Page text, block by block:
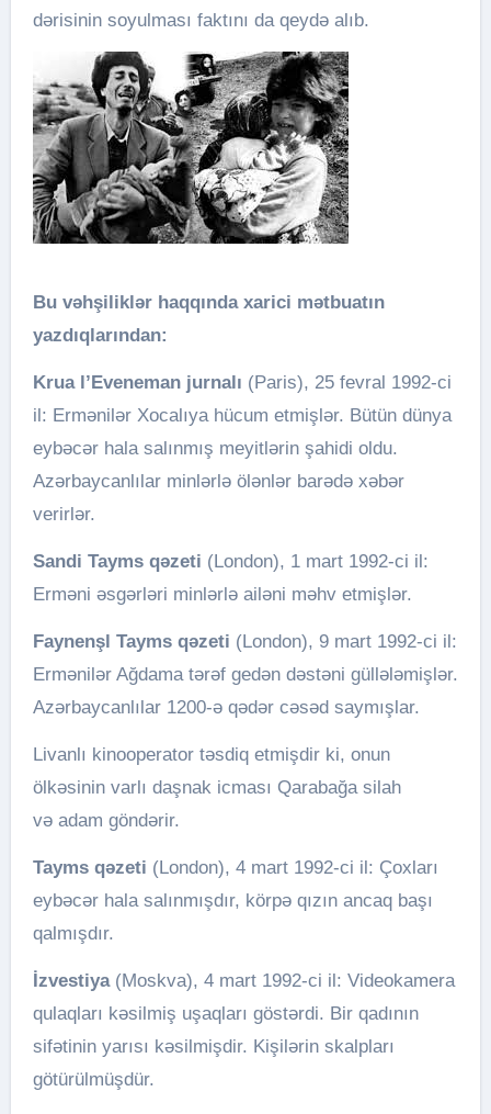
dərisinin soyulması faktını da qeydə alıb.
Bu vəhşiliklər haqqında xarici mətbuatın
yazdıqlarından:
Krua l’Eveneman jurnalı (Paris), 25 fevral 1992-ci
il: Ermənilər Xocalıya hücum etmişlər. Bütün dünya
eybəcər hala salınmış meyitlərin şahidi oldu.
Azərbaycanlılar minlərlə ölənlər barədə xəbər
verirlər.
Sandi Tayms qəzeti (London), 1 mart 1992-ci il:
Erməni əsgərləri minlərlə ailəni məhv etmişlər.
Faynenşl Tayms qəzeti (London), 9 mart 1992-ci il:
Ermənilər Ağdama tərəf gedən dəstəni güllələmişlər.
Azərbaycanlılar 1200-ə qədər cəsəd saymışlar.
Livanlı kinooperator təsdiq etmişdir ki, onun
ölkəsinin varlı daşnak icması Qarabağa silah
və adam göndərir.
Tayms qəzeti (London), 4 mart 1992-ci il: Çoxları
eybəcər hala salınmışdır, körpə qızın ancaq başı
qalmışdır.
İzvestiya(Moskva), 4 mart 1992-ci il: Videokamera
qulaqları kəsilmiş uşaqları göstərdi. Bir qadının
sifətinin yarısı kəsilmişdir. Kişilərin skalpları
götürülmüşdür.